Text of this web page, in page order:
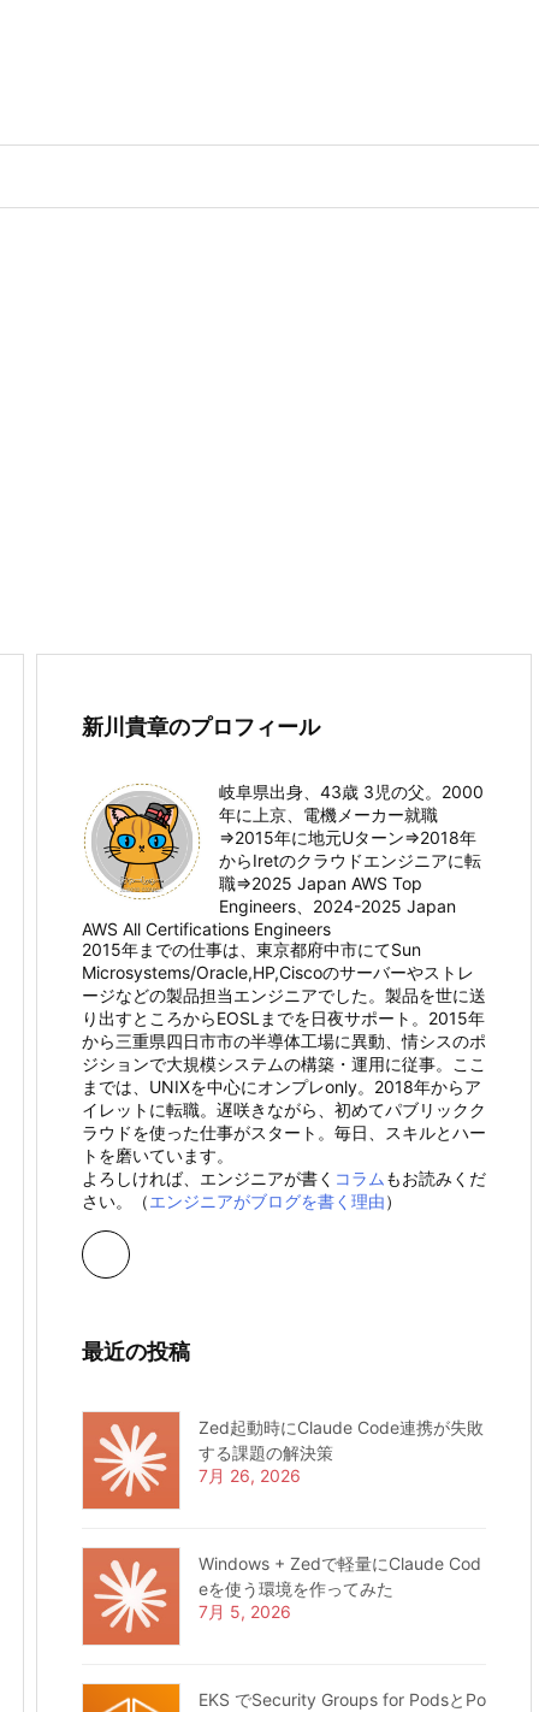
新川貴章のプロフィール
岐阜県出身、43歳 3児の父。2000
年に上京、電機メーカー就職
⇒2015年に地元Uターン⇒2018年
からIretのクラウドエンジニアに転
職⇒2025 Japan AWS Top
Engineers、2024-2025 Japan
AWS All Certifications Engineers
2015年までの仕事は、東京都府中市にてSun
Microsystems/Oracle,HP,Ciscoのサーバーやストレ
ージなどの製品担当エンジニアでした。製品を世に送
り出すところからEOSLまでを日夜サポート。2015年
から三重県四日市市の半導体工場に異動、情シスのポ
ジションで大規模システムの構築・運用に従事。ここ
までは、UNIXを中心にオンプレonly。2018年からア
イレットに転職。遅咲きながら、初めてパブリックク
ラウドを使った仕事がスタート。毎日、スキルとハー
トを磨いています。
よろしければ、エンジニアが書く コラム もお読みくだ
さい。（エンジニアがブログを書く理由）
最近の投稿
Zed起動時にClaude Code連携が失敗
する課題の解決策
7月 26, 2026
Windows + Zedで軽量にClaude Cod
eを使う環境を作ってみた
7月 5, 2026
EKS でSecurity Groups for PodsとPo